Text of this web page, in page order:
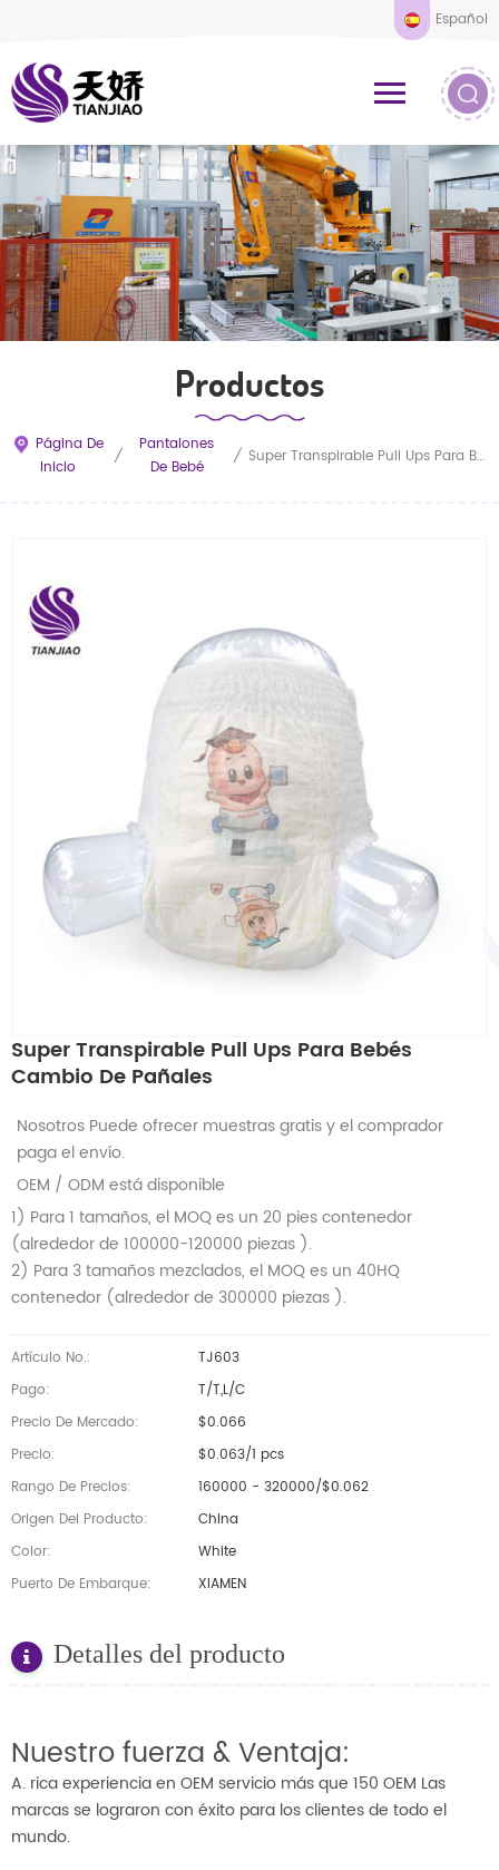
Español
Productos
Página De
Inicio
/
Pantalones
De Bebé
/ Super Transpirable Pull Ups Para Bebés Cambio De Pañales
Super Transpirable Pull Ups Para Bebés
Cambio De Pañales
Nosotros Puede ofrecer muestras gratis y el comprador
paga el envío.
OEM / ODM está disponible
1) Para 1 tamaños, el MOQ es un 20 pies contenedor
(alrededor de 100000-120000 piezas ).
2) Para 3 tamaños mezclados, el MOQ es un 40HQ
contenedor (alrededor de 300000 piezas ).
Artículo No.:
TJ603
Pago:
T/T,L/C
Precio De Mercado:
$0.066
Precio:
$0.063/1 pcs
Rango De Precios:
160000 - 320000/$0.062
Origen Del Producto:
China
Color:
White
Puerto De Embarque:
XIAMEN
Detalles del producto
Nuestro fuerza & Ventaja:
A. rica experiencia en OEM servicio más que 150 OEM Las
marcas se lograron con éxito para los clientes de todo el
mundo.